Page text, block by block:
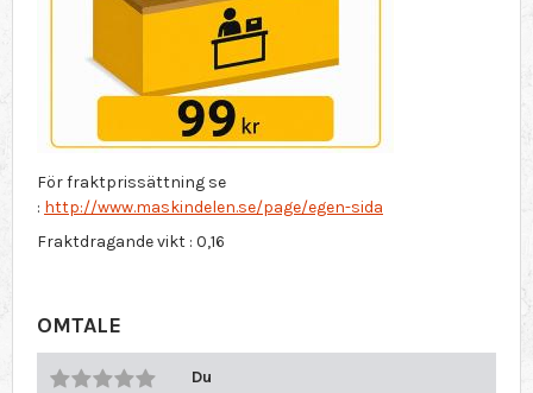
För fraktprissättning se
: http://www.maskindelen.se/page/egen-sida
Fraktdragande vikt : 0,16
OMTALE
Du